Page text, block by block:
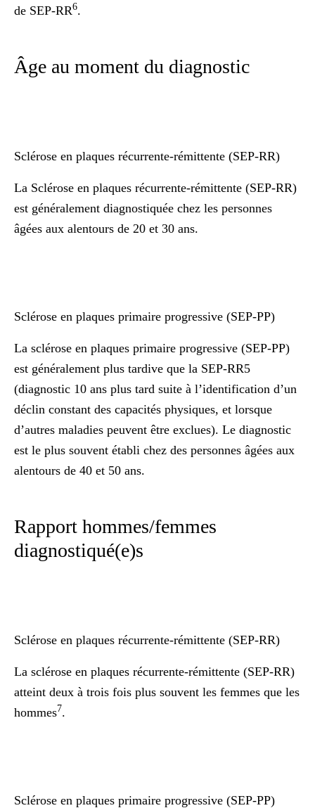
de SEP-RR6.
Âge au moment du diagnostic
Sclérose en plaques récurrente-rémittente (SEP-RR)
La Sclérose en plaques récurrente-rémittente (SEP-RR)
est généralement diagnostiquée chez les personnes
âgées aux alentours de 20 et 30 ans.
Sclérose en plaques primaire progressive (SEP-PP)
La sclérose en plaques primaire progressive (SEP-PP)
est généralement plus tardive que la SEP-RR5
(diagnostic 10 ans plus tard suite à l’identification d’un
déclin constant des capacités physiques, et lorsque
d’autres maladies peuvent être exclues). Le diagnostic
est le plus souvent établi chez des personnes âgées aux
alentours de 40 et 50 ans.
Rapport hommes/femmes
diagnostiqué(e)s
Sclérose en plaques récurrente-rémittente (SEP-RR)
La sclérose en plaques récurrente-rémittente (SEP-RR)
atteint deux à trois fois plus souvent les femmes que les
hommes7.
Sclérose en plaques primaire progressive (SEP-PP)